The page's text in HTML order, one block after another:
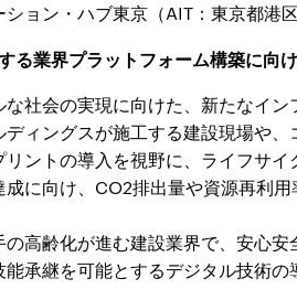
ョン・ハブ東京（AIT：東京都港
る業界プラットフォーム構築に向
な社会の実現に向けた、新たなイ
ィングスが施工する建設現場や
ントの導入を視野に、ライフサ
に向け、CO2排出量や資源再利
高齢化が進む建設業界で、安心
承継を可能とするデジタル技術の